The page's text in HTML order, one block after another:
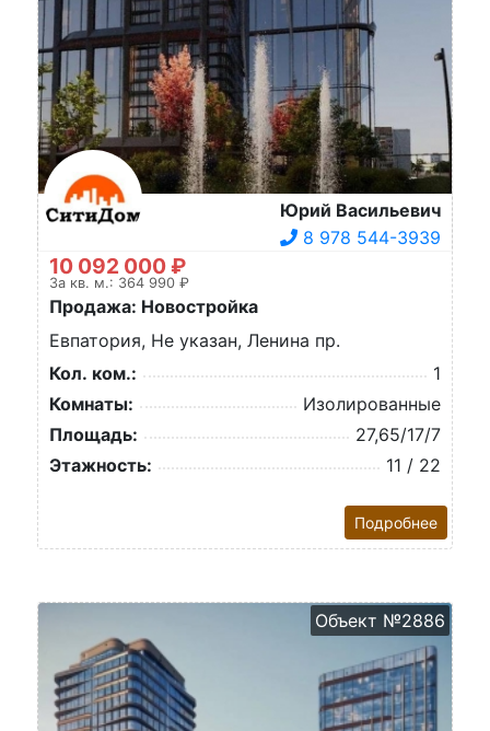
Юрий Васильевич
8 978 544-3939
10 092 000 ₽
За кв. м.: 364 990 ₽
Продажа: Новостройка
Евпатория, Не указан, Ленина пр.
Кол. ком.:
1
Комнаты:
Изолированные
Площадь:
27,65/17/7
Этажность:
11 / 22
Подробнее
Объект №2886